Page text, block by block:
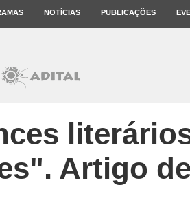
NOTÍCIAS PUBLICAÇÕES
Artigo